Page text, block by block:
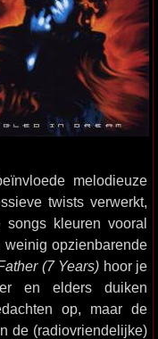
melodieuze
twists verwerkt,
songs kleuren vooral
opzienbarende
(7 Years) hoor je
en elders duiken
op, maar de
de (radiovriendelijke)